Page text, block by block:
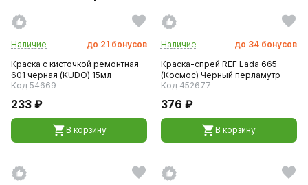
Наличие до 21 бонусов
Краска с кисточкой ремонтная
601 черная (KUDO) 15мл
Код 54669
233 ₽
В корзину
Наличие до 34 бонусов
Краска-спрей REF Lada 665
(Космос) Черный перламутр
Код 452677
376 ₽
В корзину